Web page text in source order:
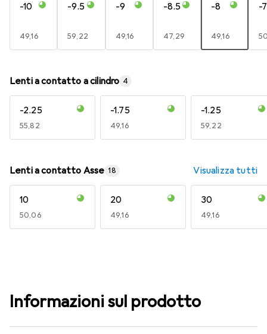
-10
EUR
49,16
-9.5
EUR
59,22
-9
EUR
49,16
-8.5
EUR
47,29
-8
EUR
49,16
-
Lenti a contatto a cilindro 4
-2.25
EUR
55,82
-1.75
EUR
49,16
-1.25
EUR
59,22
Lenti a contatto Asse 18 Visualizza tutti
10
EUR
50,06
20
EUR
49,16
30
EUR
49,16
Informazioni sul prodotto